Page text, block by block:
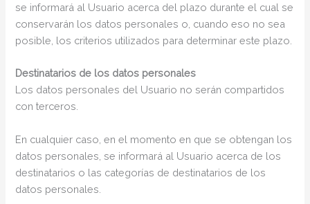
se informará al Usuario acerca del plazo durante el cual se
conservarán los datos personales o, cuando eso no sea
posible, los criterios utilizados para determinar este plazo.
Destinatarios de los datos personales
Los datos personales del Usuario no serán compartidos
con terceros.
En cualquier caso, en el momento en que se obtengan los
datos personales, se informará al Usuario acerca de los
destinatarios o las categorías de destinatarios de los
datos personales.